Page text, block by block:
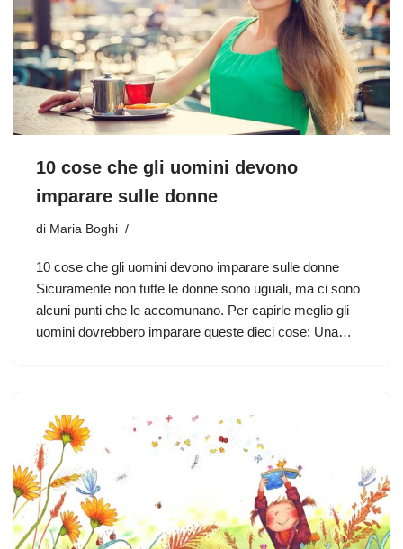
10 cose che gli uomini devono
imparare sulle donne
di Maria Boghi
10 cose che gli uomini devono imparare sulle donne
Sicuramente non tutte le donne sono uguali, ma ci sono
alcuni punti che le accomunano. Per capirle meglio gli
uomini dovrebbero imparare queste dieci cose: Una…